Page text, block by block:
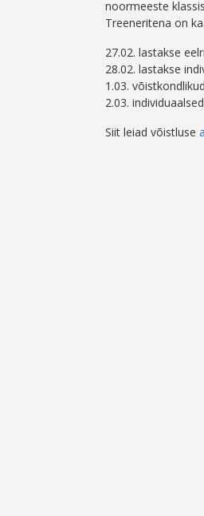
noormeeste klassis
Treeneritena on
27.02. lastakse
28.02. lastakse
1.03.
2.03.
Siit leiad võistluse